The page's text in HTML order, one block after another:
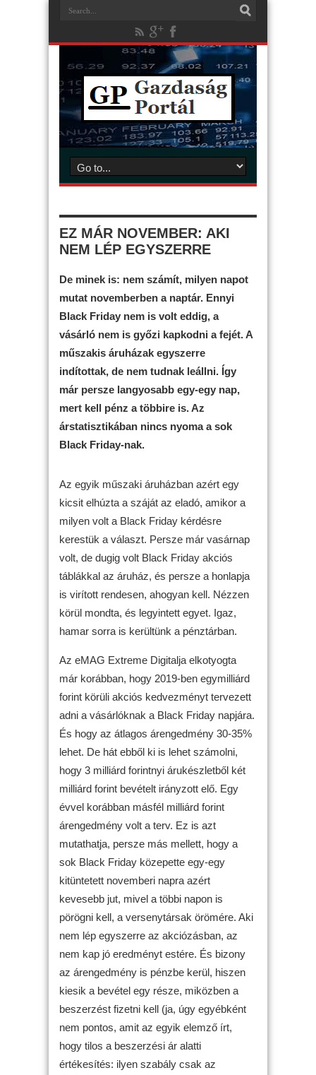
EZ MÁR NOVEMBER: AKI
NEM LÉP EGYSZERRE
De minek is: nem számít, milyen napot
mutat novemberben a naptár. Ennyi
Black Friday nem is volt eddig, a
vásárló nem is győzi kapkodni a fejét. A
műszakis áruházak egyszerre
indítottak, de nem tudnak leállni. Így
már persze langyosabb egy-egy nap,
mert kell pénz a többire is. Az
árstatisztikában nincs nyoma a sok
Black Friday-nak.
Az egyik műszaki áruházban azért egy
kicsit elhúzta a száját az eladó, amikor a
milyen volt a Black Friday kérdésre
kerestük a választ. Persze már vasárnap
volt, de dugig volt Black Friday akciós
táblákkal az áruház, és persze a honlapja
is virított rendesen, ahogyan kell. Nézzen
körül mondta, és legyintett egyet. Igaz,
hamar sorra is kerültünk a pénztárban.
Az eMAG Extreme Digitalja elkotyogta
már korábban, hogy 2019-ben egymilliárd
forint körüli akciós kedvezményt tervezett
adni a vásárlóknak a Black Friday napjára.
És hogy az átlagos árengedmény 30-35%
lehet. De hát ebből ki is lehet számolni,
hogy 3 milliárd forintnyi árukészletből két
milliárd forint bevételt irányzott elő. Egy
évvel korábban másfél milliárd forint
árengedmény volt a terv. Ez is azt
mutathatja, persze más mellett, hogy a
sok Black Friday közepette egy-egy
kitüntetett novemberi napra azért
kevesebb jut, mivel a többi napon is
pörögni kell, a versenytársak örömére. Aki
nem lép egyszerre az akciózásban, az
nem kap jó eredményt estére. És bizony
az árengedmény is pénzbe kerül, hiszen
kiesik a bevétel egy része, miközben a
beszerzést fizetni kell (ja, úgy egyébként
nem pontos, amit az egyik elemző írt,
hogy tilos a beszerzési ár alatti
értékesítés: ilyen szabály csak az